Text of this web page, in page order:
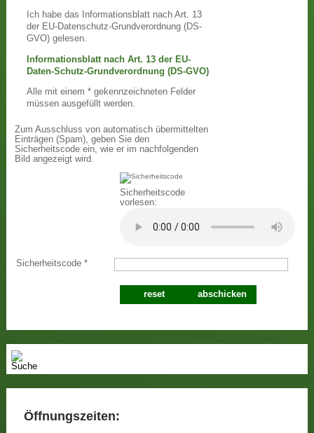
Ich habe das Informationsblatt nach Art. 13
der EU-Datenschutz-Grundverordnung (DS-
GVO) gelesen.
Informationsblatt nach Art. 13 der EU-
Daten-Schutz-Grundverordnung (DS-GVO)
Alle mit einem * gekennzeichneten Felder
müssen ausgefüllt werden.
Zum Ausschluss von automatisch übermittelten
Einträgen (Spam), geben Sie den
Sicherheitscode ein, wie er im nachfolgenden
Bild angezeigt wird.
Sicherheitscode
vorlesen:
Sicherheitscode*
Öffnungszeiten: